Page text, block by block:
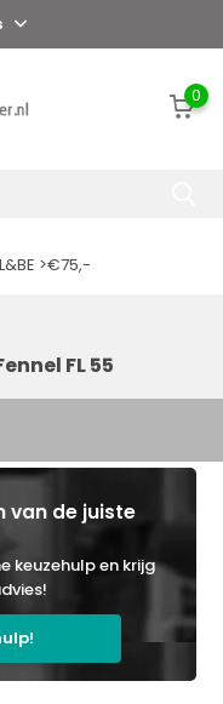
0
>€75,-
FL 55
van de juiste
keuzehulp en krijg